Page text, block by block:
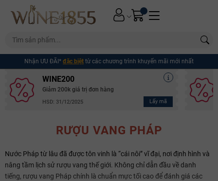
Nhận ƯU ĐÃI* đặc biệt từ các chương trình khuyến mãi mới nhất
WINE200
Giảm 200k giá trị đơn hàng
HSD: 31/12/2025 Lấy mã
RƯỢU VANG PHÁP
Nước Pháp từ lâu đã được tôn vinh là “cái nôi” vĩ đại, nơi định hình và
nâng tầm lịch sử rượu vang thế giới. Không chỉ dẫn đầu về danh
tiếng, rượu vang Pháp chính là chuẩn mực tối cao để đánh giá các